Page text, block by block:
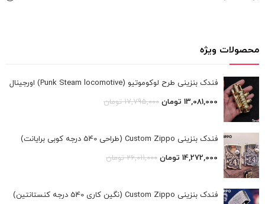
محصولات ویژه
فندک بنزینی طرح لوکوموتیو (Punk Steam locomotive) اورجینال
13,081,000 تومان 17,795,000 تومان
فندک بنزینی Custom Zippo (طراحی 540 درجه کوبی برایانت)
14,272,000 تومان 26,011,000 تومان
فندک بنزینی Custom Zippo (نگین کاری 540 درجه کنستانتین)